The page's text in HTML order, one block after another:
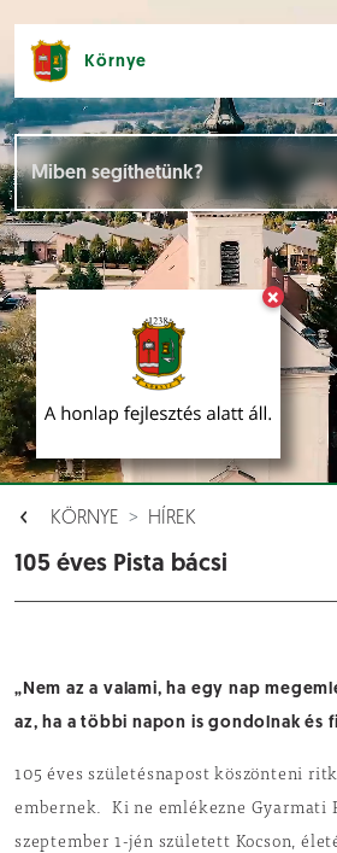
×
Környe
KÖRNYE HÍREK
105 éves Pista bácsi
„Nem az a valami, ha egy nap
az, ha a többi napon is gondolnak és
105 éves születésnapost köszönteni
embernek. Ki ne emlékezne Gyarmati
szeptember 1-jén született Kocson,
Hírek [
Események []
Dokumentumok []
Aloldalak [ ]